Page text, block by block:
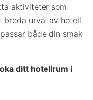
aktiviteter som
breda urval av hotell
både din smak
ditt hotellrum i